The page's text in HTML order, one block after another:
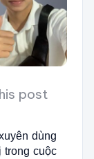
post
dùng
trong cuộc